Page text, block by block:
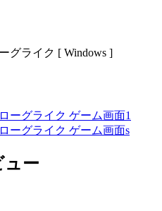
グライク [ Windows ]
ュー